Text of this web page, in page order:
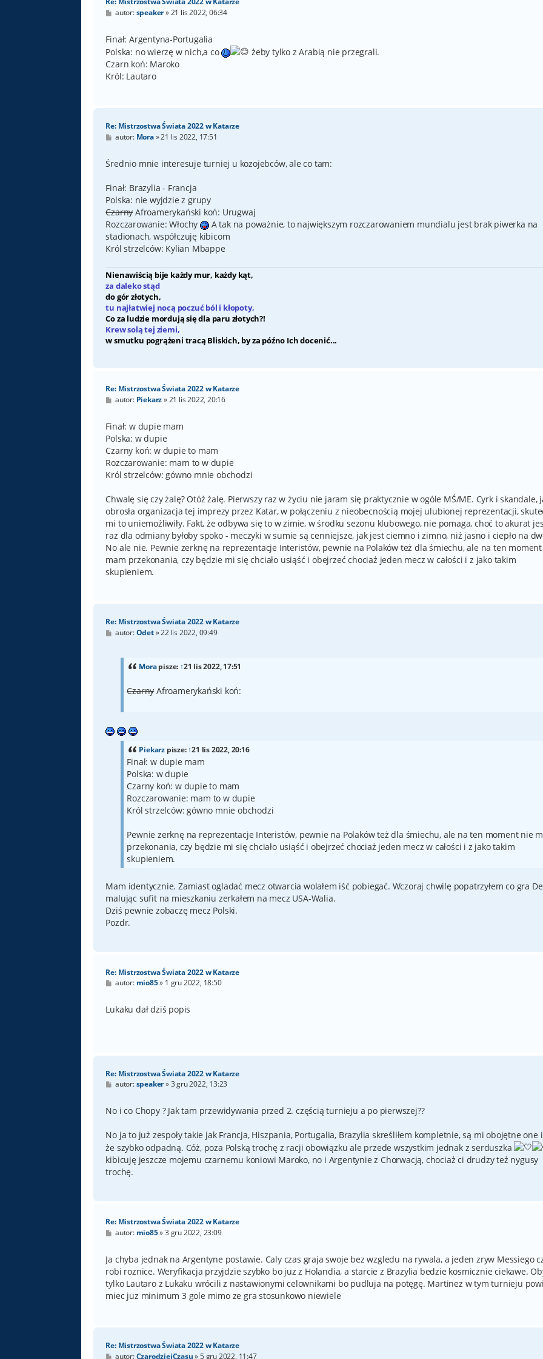
P
t
autor:speaker»21 lis 2022, 06:34
Finał: Argentyna-Portugalia
Polska: no wierzę w nich,a co
żeby tylko z Arabią nie przegrali.
Czarn koń: Maroko
Król: Lautaro
Re: Mistrzostwa Świata 2022 w Katarze
P
t
autor: Mora»21 lis 2022, 17:51
Średnio mnie interesuje turniej u kozojebców, ale co tam:
Finał: Brazylia - Francja
Polska: nie wyjdzie z grupy
CzarnyAfroamerykański koń: Urugwaj
Rozczarowanie: Włochy
A tak na poważnie, to największym rozczarowaniem mundialu jest brak piwerka na
stadionach, współczuję kibicom
Król strzelców: Kylian Mbappe
Nienawiścią bije każdy mur, każdy kąt,
za daleko stąd
do gór złotych,
tu najłatwiej nocą poczuć ból i kłopoty,
Co za ludzie mordują się dla paru złotych?!
Krew solą tej ziemi,
w smutku pogrążeni tracą Bliskich, by za późno Ich docenić...
Re: Mistrzostwa Świata 2022 w Katarze
P
t
autor: Piekarz»21 lis 2022, 20:16
Finał: w dupie mam
Polska: w dupie
Czarny koń: w dupie to mam
Rozczarowanie: mam to w dupie
Król strzelców: gówno mnie obchodzi
Chwalę się czy żalę? Otóż żalę. Pierwszy raz w życiu nie jaram się praktycznie w ogóle MŚ/ME. Cyrk i skandale,
obrosła organizacja tej imprezy przez Katar, w połączeniu z nieobecnością mojej ulubionej reprezentacji,
mi to uniemożliwiły. Fakt, że odbywa się to w zimie, w środku sezonu klubowego, nie pomaga, choć to akurat
raz dla odmiany byłoby spoko - meczyki w sumie są cenniejsze, jak jest ciemno i zimno, niż jasno i ciepło na
No ale nie. Pewnie zerknę na reprezentacje Interistów, pewnie na Polaków też dla śmiechu, ale na ten
mam przekonania, czy będzie mi się chciało usiąść i obejrzeć chociaż jeden mecz w całości i z jako takim
skupieniem.
Re: Mistrzostwa Świata 2022 w Katarze
Pautor:Odet»22 lis 2022, 09:49
Morapisze: ↑21 lis 2022, 17:51
CzarnyAfroamerykański koń:
Piekarz pisze:↑21 lis 2022, 20:16
Finał: w dupie mam
Polska: w dupie
Czarny koń: w dupie to mam
Rozczarowanie: mam to w dupie
Król strzelców: gówno mnie obchodzi
Pewnie zerknę na reprezentacje Interistów, pewnie na Polaków też dla śmiechu, ale na ten moment nie
przekonania, czy będzie mi się chciało usiąść i obejrzeć chociaż jeden mecz w całości i z jako takim
skupieniem.
Mam identycznie. Zamiast ogladać mecz otwarcia wolałem iść pobiegać. Wczoraj chwilę popatrzyłem co gra
malując sufit na mieszkaniu zerkałem na mecz USA-Walia.
Dziś pewnie zobaczę mecz Polski.
Pozdr.
Re: Mistrzostwa Świata 2022 w Katarze
P
t
autor: mio85» 1 gru 2022, 18:50
Lukaku dał dziś popis
Re: Mistrzostwa Świata 2022 w Katarze
P
t
autor:speaker»3 gru 2022, 13:23
No i co Chopy ? Jak tam przewidywania przed 2. częścią turnieju a po pierwszej??
No ja to już zespoły takie jak Francja, Hiszpania, Portugalia, Brazylia skreśliłem kompletnie, są mi obojętne one
że szybko odpadną. Cóż, poza Polską trochę z racji obowiązku ale przede wszystkim jednak z serduszka
kibicuję jeszcze mojemu czarnemu koniowi Maroko, no i Argentynie z Chorwacją, chociaż ci drudzy też nygusy
trochę.
Re: Mistrzostwa Świata 2022 w Katarze
P
t
autor: mio85»3 gru 2022, 23:09
Ja chyba jednak na Argentyne postawie. Caly czas graja swoje bez wzgledu na rywala, a jeden zryw Messiego
robi roznice. Weryfikacja przyjdzie szybko bo juz z Holandia, a starcie z Brazylia bedzie kosmicznie ciekawe.
tylko Lautaro z Lukaku wrócili z nastawionymi celownikami bo pudluja na potęgę. Martinez w tym turnieju
miec juz minimum 3 gole mimo ze gra stosunkowo niewiele
Re: Mistrzostwa Świata 2022 w Katarze
Pautor:CzarodziejCzasu»5 gru 2022, 11:47